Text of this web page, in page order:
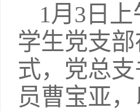
1月3日
学生党支
式，党总
员曹宝亚